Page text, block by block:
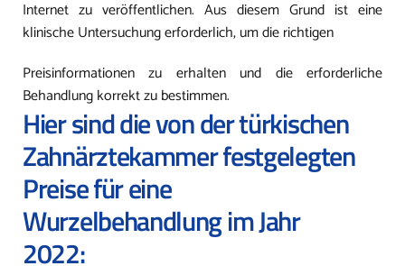
Internet zu veröffentlichen. Aus diesem Grund ist eine
klinische Untersuchung erforderlich, um die richtigen
Preisinformationen zu erhalten und die erforderliche
Behandlung korrekt zu bestimmen.
Hier sind die von der türkischen
Zahnärztekammer festgelegten
Preise für eine
Wurzelbehandlung im Jahr
2022: